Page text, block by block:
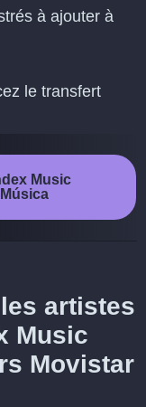
à ajouter à
le transfert
Music
artistes
Music
Movistar